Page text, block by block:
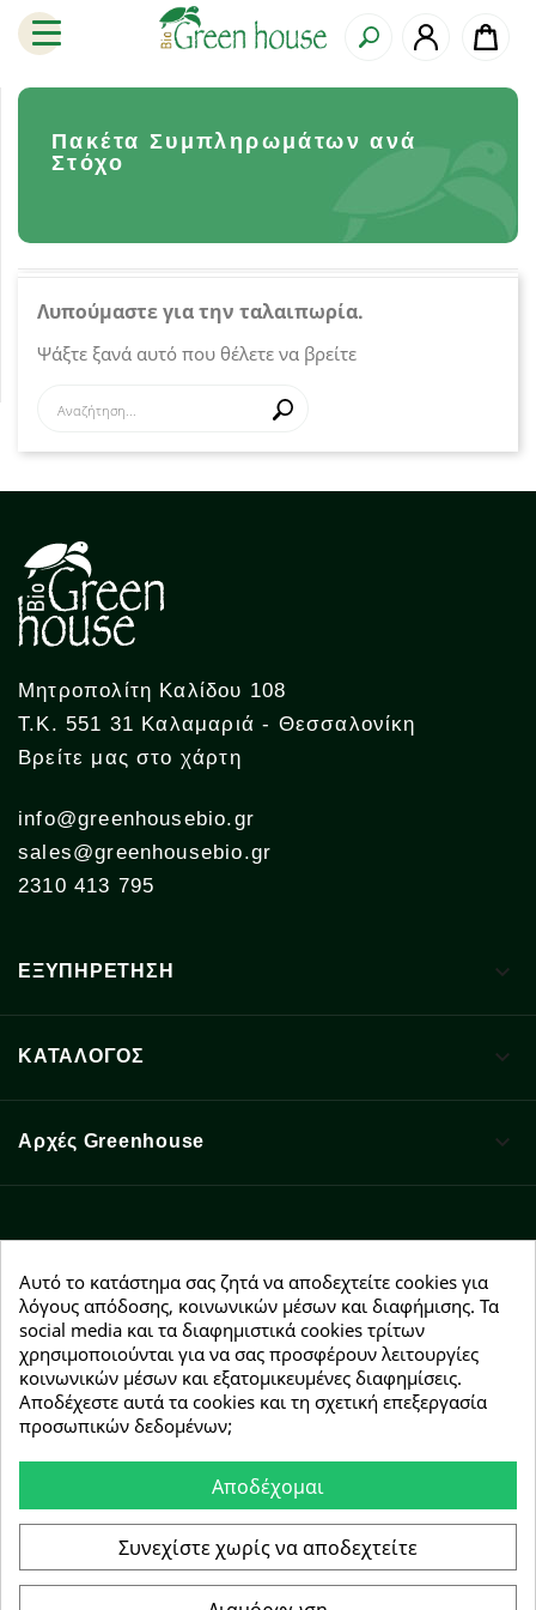
Πακέτα Συμπληρωμάτων ανά
Στόχο
Λυπούμαστε για την ταλαιπωρία.
Ψάξτε ξανά αυτό που θέλετε να βρείτε
Μητροπολίτη Καλίδου 108
Τ.Κ. 551 31 Καλαμαριά - Θεσσαλονίκη
Βρείτε μας στο χάρτη
info@greenhousebio.gr
sales@greenhousebio.gr
2310 413 795
ΕΞΥΠΗΡΕΤΗΣΗ 
ΚΑΤΑΛΟΓΟΣ 
Αρχές Greenhouse 
Facebook YouTubeInstagram
NEWSLETTER
Εγγραφείτε δωρεάν και θα είστε οι πρώτοι που θα
λάβετε τα νέα μας γύρω από προσφορές, εκπτώσεις
Αυτό το κατάστημα σας ζητά να αποδεχτείτε cookies για
λόγους απόδοσης, κοινωνικών μέσων και διαφήμισης. Τα
social media και τα διαφημιστικά cookies τρίτων
χρησιμοποιούνται για να σας προσφέρουν λειτουργίες
κοινωνικών μέσων και εξατομικευμένες διαφημίσεις.
Αποδέχεστε αυτά τα cookies και τη σχετική επεξεργασία
προσωπικών δεδομένων;
Αποδέχομαι
Συνεχίστε χωρίς να αποδεχτείτε